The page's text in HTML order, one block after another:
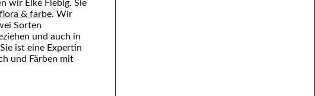
wir Elke Fiebig. Sie
flora & farbe. Wir
Sorten
und auch in
ist eine Expertin
und Färben mit